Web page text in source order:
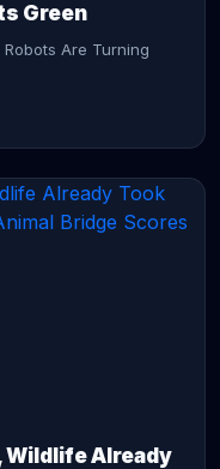
Green
Robots Are Turning
Wildlife Already